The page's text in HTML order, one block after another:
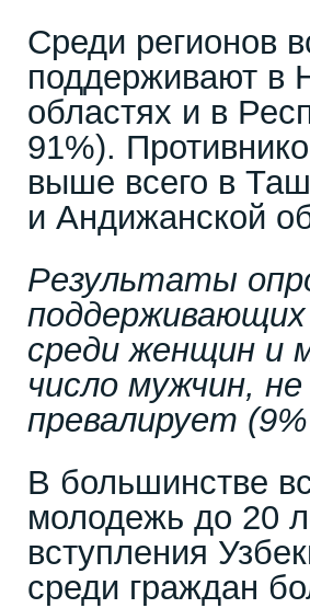
Среди регионов
поддерживают в
областях и в
91%).
выше всего в
и Андижанской
Результаты
среди женщин и
число мужчин,
превалирует
В большинстве
молодежь до 20
вступления
среди граждан